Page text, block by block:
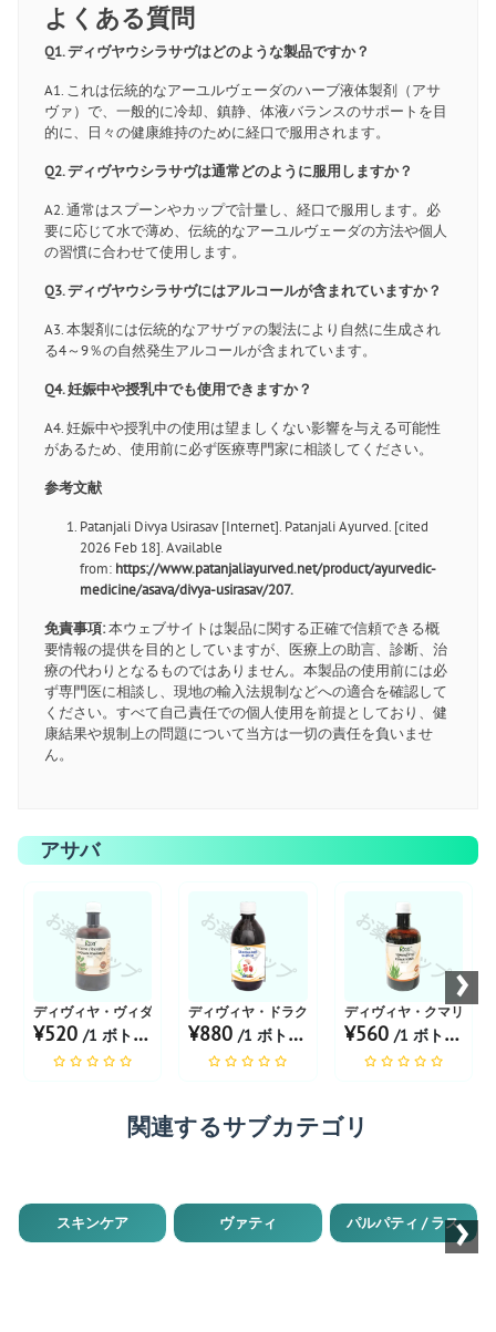
よくある質問
Q1. ディヴヤウシラサヴはどのような製品ですか？
A1. これは伝統的なアーユルヴェーダのハーブ液体製剤（アサ
ヴァ）で、一般的に冷却、鎮静、体液バランスのサポートを目
的に、日々の健康維持のために経口で服用されます。
Q2. ディヴヤウシラサヴは通常どのように服用しますか？
A2. 通常はスプーンやカップで計量し、経口で服用します。必
要に応じて水で薄め、伝統的なアーユルヴェーダの方法や個人
の習慣に合わせて使用します。
Q3. ディヴヤウシラサヴにはアルコールが含まれていますか？
A3. 本製剤には伝統的なアサヴァの製法により自然に生成され
る4～9％の自然発生アルコールが含まれています。
Q4. 妊娠中や授乳中でも使用できますか？
A4. 妊娠中や授乳中の使用は望ましくない影響を与える可能性
があるため、使用前に必ず医療専門家に相談してください。
参考文献
Patanjali Divya Usirasav [Internet]. Patanjali Ayurved. [cited
2026 Feb 18]. Available
from: https://www.patanjaliayurved.net/product/ayurvedic-
medicine/asava/divya-usirasav/207.
免責事項:本ウェブサイトは製品に関する正確で信頼できる概
要情報の提供を目的としていますが、医療上の助言、診断、治
療の代わりとなるものではありません。本製品の使用前には必
ず専門医に相談し、現地の輸入法規制などへの適合を確認して
ください。すべて自己責任での個人使用を前提としており、健
康結果や規制上の問題について当方は一切の責任を負いませ
ん。
アサバ
お薬ショップ
ディヴィヤ・ヴィダンガサヴ
¥520 /1 ボトル あたり
お薬ショップ
ディヴィヤ・ドラクシャサヴァ
¥880/1 ボトル あたり
お薬ショップ
ディヴィヤ・クマリアサ
¥560 /1 ボトル あたり
›
関連するサブカテゴリ
スキンケア ヴァティ パルパティ / ラス›